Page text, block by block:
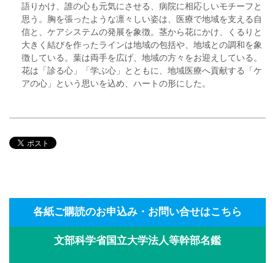
語りかけ、誰の心も元気にさせる、病院に相応しいモチーフと
思う。胸を張ったような凛々しい姿は、医療で地域を支える自
信と、ケアシステムの発展を象徴。茎から花にかけ、くるりと
大きく結びを作ったラインは地域の包括や、地域との調和を象
徴している。葉は両手を広げ、地域の方々をお迎えしている。
花は「診る心」「学ぶ心」とともに、地域医療へ貢献する「ケ
アの心」という思いを込め、ハートの形にした。
各紙ご購読のお申込み・お問い合せはこちら
文部科学省国立大学法人等幹部名鑑